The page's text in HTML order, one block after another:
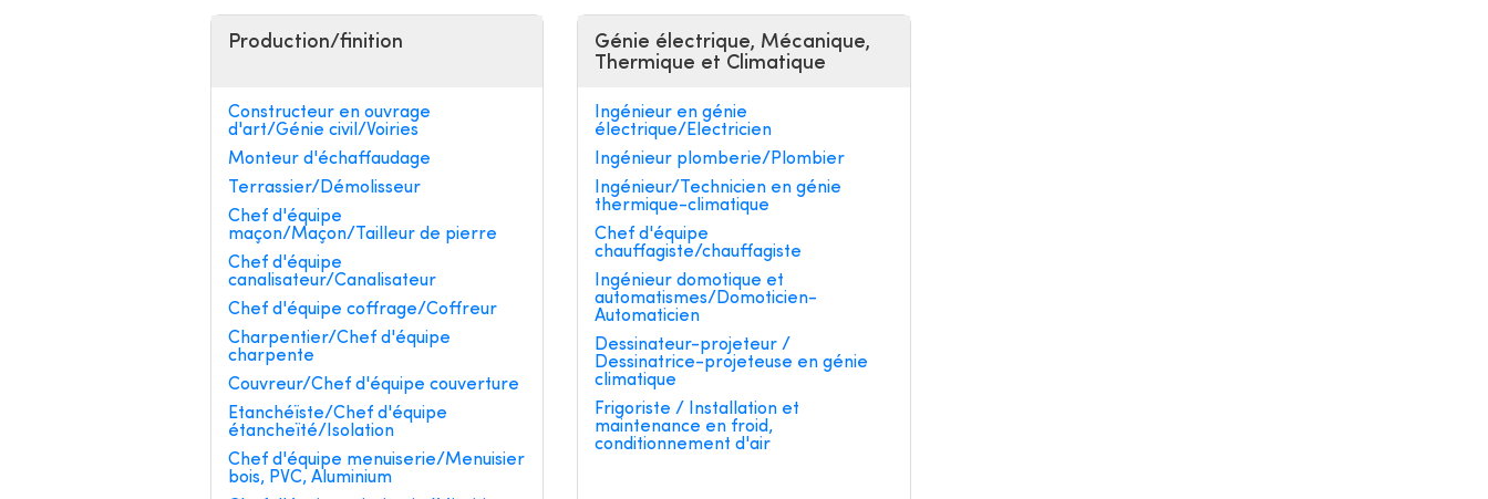
Production/finition
Constructeur en ouvrage
d'art/Génie civil/Voiries
Monteur d'échaffaudage
Terrassier/Démolisseur
Chef d'équipe
maçon/Maçon/Tailleur de pierre
Chef d'équipe
canalisateur/Canalisateur
Chef d'équipe coffrage/Coffreur
Charpentier/Chef d'équipe
charpente
Couvreur/Chef d'équipe couverture
Etanchéïste/Chef d'équipe
étancheïté/Isolation
Chef d'équipe menuiserie/Menuisier
bois, PVC, Aluminium
Génie électrique, Mécanique,
Thermique et Climatique
Ingénieur en génie
électrique/Electricien
Ingénieur plomberie/Plombier
Ingénieur/Technicien en génie
thermique-climatique
Chef d'équipe
chauffagiste/chauffagiste
Ingénieur domotique et
automatismes/Domoticien-
Automaticien
Dessinateur-projeteur /
Dessinatrice-projeteuse en génie
climatique
Frigoriste / Installation et
maintenance en froid,
conditionnement d'air